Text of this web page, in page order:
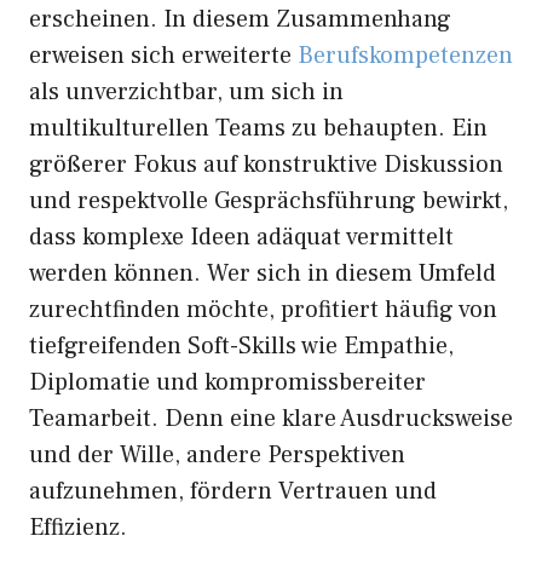
erscheinen. In diesem Zusammenhang
erweisen sich erweiterte Berufskompetenzen
als unverzichtbar, um sich in
multikulturellen Teams zu behaupten. Ein
größerer Fokus auf konstruktive Diskussion
und respektvolle Gesprächsführung bewirkt,
dass komplexe Ideen adäquat vermittelt
werden können. Wer sich in diesem Umfeld
zurechtfinden möchte, profitiert häufig von
tiefgreifenden Soft-Skills wie Empathie,
Diplomatie und kompromissbereiter
Teamarbeit. Denn eine klare Ausdrucksweise
und der Wille, andere Perspektiven
aufzunehmen, fördern Vertrauen und
Effizienz.